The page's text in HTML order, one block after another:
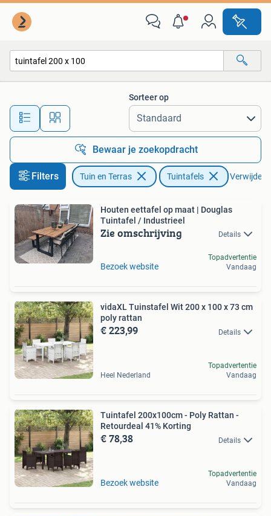
Alle afstanden…
Sorteer op
Bewaar je zoekopdracht
Filters Tuin en Terras Tuintafels Verwijder
Houten eettafel op maat | Douglas
Tuintafel / Industrieel
Zie omschrijving Details
Bezoek website
Topadvertentie
Vandaag
vidaXL Tuinstafel Wit 200 x 100 x 73 cm
poly rattan
€ 223,99 Details
Heel Nederland
Topadvertentie
Vandaag
Tuintafel 200x100cm - Poly Rattan -
Retourdeal 41% Korting
€ 78,38 Details
Bezoek website
Topadvertentie
Vandaag